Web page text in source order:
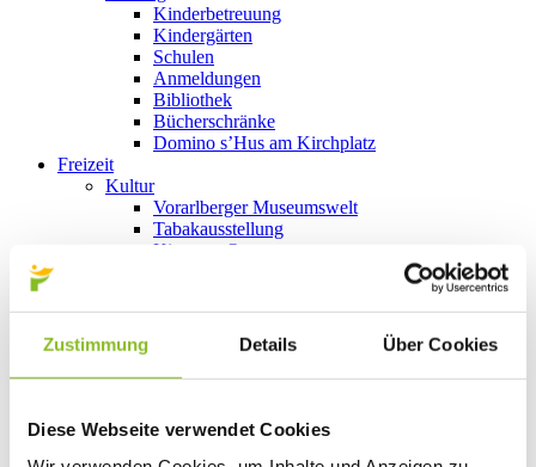
Zustimmung Details Über Cookies
Diese Webseite verwendet Cookies
Kinderbetreuung
Kindergärten
Schulen
Anmeldungen
Bibliothek
Bücherschränke
Domino s’Hus am Kirchplatz
Freizeit
Kultur
Vorarlberger Museumswelt
Tabakausstellung
Kino vor Ort
Essen und Trinken in Frastanz
Sport
Naturbad Untere Au
Schwimmbad Felsenau
Schilift Bazora